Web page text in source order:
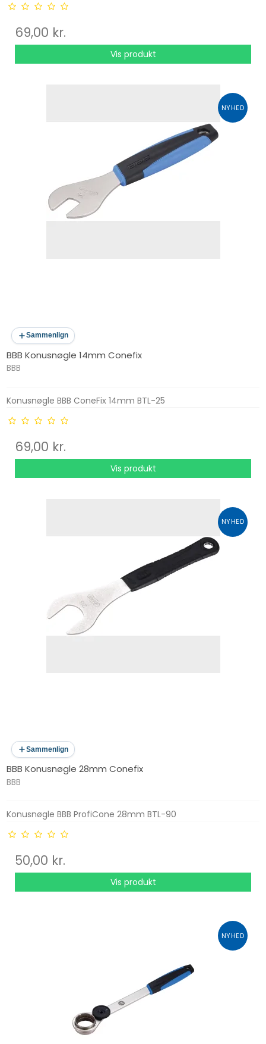
69,00 kr.
Vis produkt
NYHED
Sammenlign
BBB Konusnøgle 14mm Conefix
BBB
Konusnøgle BBB ConeFix 14mm BTL-25
69,00 kr.
Vis produkt
NYHED
Sammenlign
BBB Konusnøgle 28mm Conefix
BBB
Konusnøgle BBB ProfiCone 28mm BTL-90
50,00 kr.
Vis produkt
NYHED